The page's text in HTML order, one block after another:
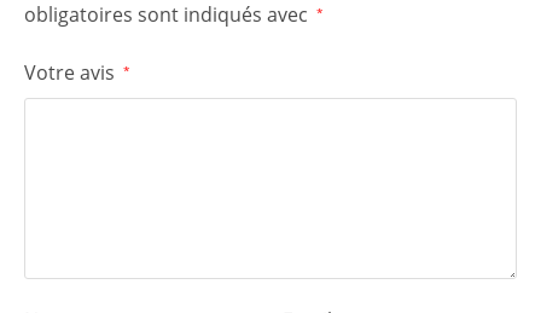
obligatoires sont indiqués avec *
Votre avis *